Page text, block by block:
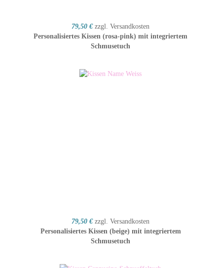
79,50 € zzgl. Versandkosten
Personalisiertes Kissen (rosa-pink) mit integriertem
Schmusetuch
79,50 € zzgl. Versandkosten
Personalisiertes Kissen (beige) mit integriertem
Schmusetuch